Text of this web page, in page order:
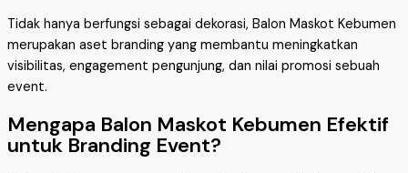
Tidak hanya berfungsi sebagai dekorasi, Balon Maskot Kebumen
merupakan aset branding yang membantu meningkatkan
visibilitas, engagement pengunjung, dan nilai promosi sebuah
event.
Mengapa Balon Maskot Kebumen Efektif
untuk Branding Event?